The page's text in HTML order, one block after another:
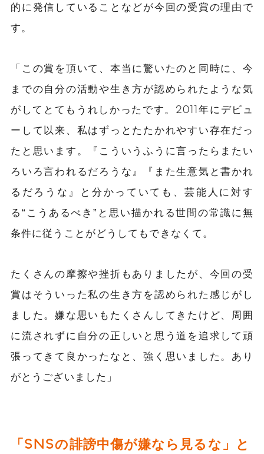
的に発信していることなどが今回の受賞の理由で
す。
「この賞を頂いて、本当に驚いたのと同時に、今
までの自分の活動や生き方が認められたような気
がしてとてもうれしかったです。2011年にデビュ
ーして以来、私はずっとたたかれやすい存在だっ
たと思います。『こういうふうに言ったらまたい
ろいろ言われるだろうな』『また生意気と書かれ
るだろうな』と分かっていても、芸能人に対す
る“こうあるべき”と思い描かれる世間の常識に無
条件に従うことがどうしてもできなくて。
たくさんの摩擦や挫折もありましたが、今回の受
賞はそういった私の生き方を認められた感じがし
ました。嫌な思いもたくさんしてきたけど、周囲
に流されずに自分の正しいと思う道を追求して頑
張ってきて良かったなと、強く思いました。あり
がとうございました」
「SNSの誹謗中傷が嫌なら見るな」と